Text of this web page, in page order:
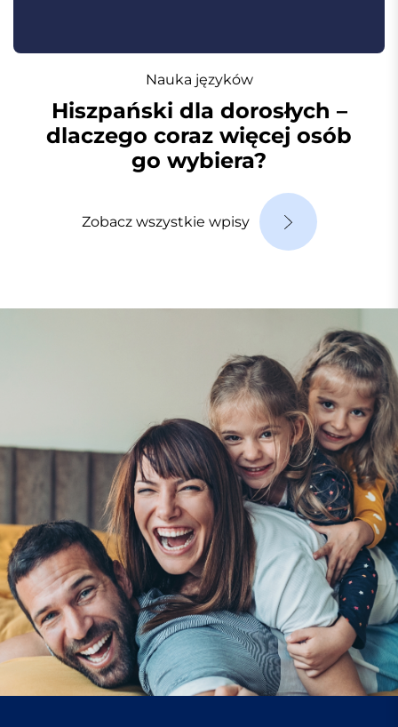
Nauka języków
Hiszpański dla dorosłych –
dlaczego coraz więcej osób
go wybiera?
Zobacz wszystkie wpisy